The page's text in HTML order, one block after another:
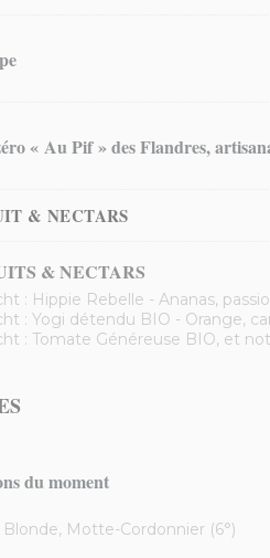
« Au Pif » des Flandres,
& NECTARS
& NECTARS
: Hippie Rebelle - Ananas,
: Yogi détendu BIO - Orange,
: Tomate Généreuse BIO, et
du moment
Blonde, Motte-Cordonnier (6°)